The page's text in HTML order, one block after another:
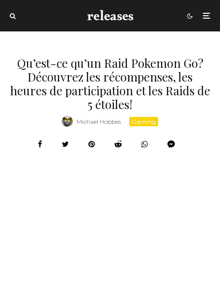
Qu’est-ce qu’un Raid Pokemon Go?
Découvrez les récompenses, les
heures de participation et les Raids de
5 étoiles!
Michael Hobbes · Gaming